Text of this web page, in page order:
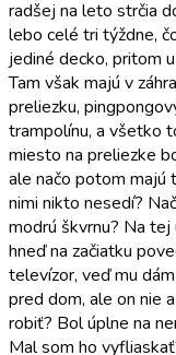
radšej na leto strčia
lebo celé tri týždne,
jediné decko, pritom
Tam však majú v
preliezku,
trampolínu, a všetko
miesto na preliezke
ale načo potom majú
nimi nikto nesedí?
modrú škvrnu? Na tej
hneď na začiatku
televízor, veď mu
pred dom, ale on nie
robiť? Bol úplne na
Mal som ho